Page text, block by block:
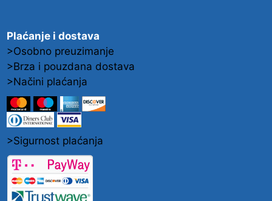
Plaćanje i dostava
>Osobno preuzimanje
>Brza i pouzdana dostava
>Načini plaćanja
>Sigurnost plaćanja